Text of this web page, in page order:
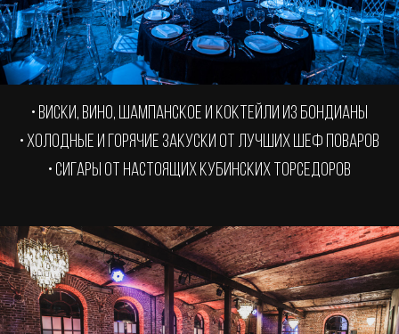
• Виски, вино, шампанское и коктейли из бондианы
• Холодные и горячие закуски от лучших шеф поваров
• Сигары от настоящих кубинских торседоров